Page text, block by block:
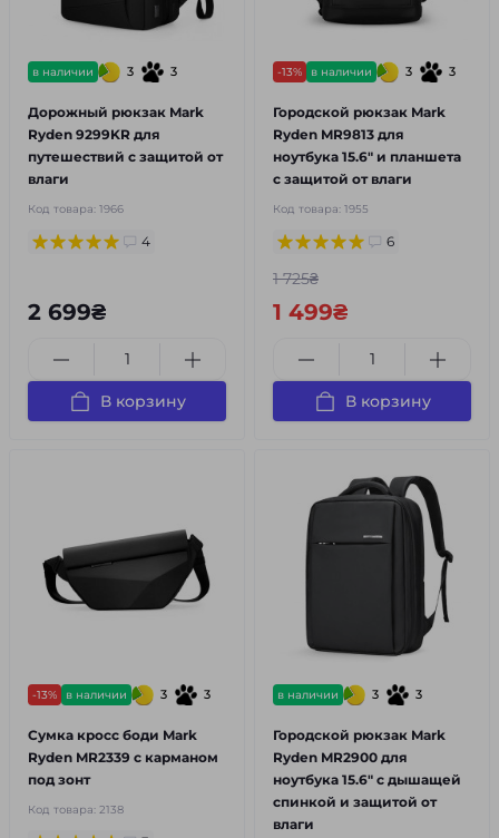
в наличии 3 3
Дорожный рюкзак Mark
Ryden 9299KR для
путешествий с защитой от
влаги
Код товара: 1966
4
2 699₴
В корзину
-13% в наличии 3 3
Городской рюкзак Mark
Ryden MR9813 для
ноутбука 15.6" и планшета
с защитой от влаги
Код товара: 1955
6
1 725₴
1 499₴
В корзину
-13% в наличии 3 3
Сумка кросс боди Mark
Ryden MR2339 с карманом
под зонт
Код товара: 2138
в наличии 3 3
Городской рюкзак Mark
Ryden MR2900 для
ноутбука 15.6" с дышащей
спинкой и защитой от
влаги